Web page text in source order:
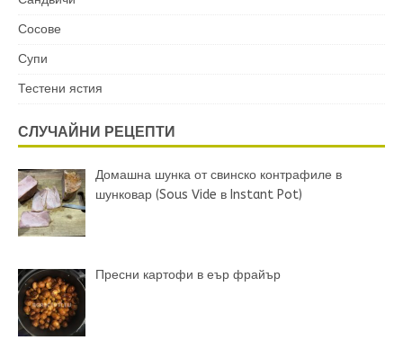
Сосове
Супи
Тестени ястия
СЛУЧАЙНИ РЕЦЕПТИ
Домашна шунка от свинско контрафиле в
шунковар (Sous Vide в Instant Pot)
Пресни картофи в еър фрайър